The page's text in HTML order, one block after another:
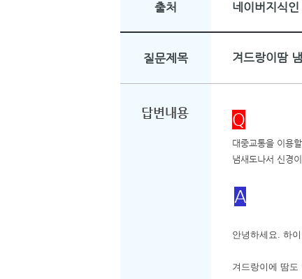
출처 네이버지식인
질문제목 겨드랑이땀
답변내용 Q
대중교통을 이용
냄새도나서 신경
A
안녕하세요. 하
겨드랑이에 땀